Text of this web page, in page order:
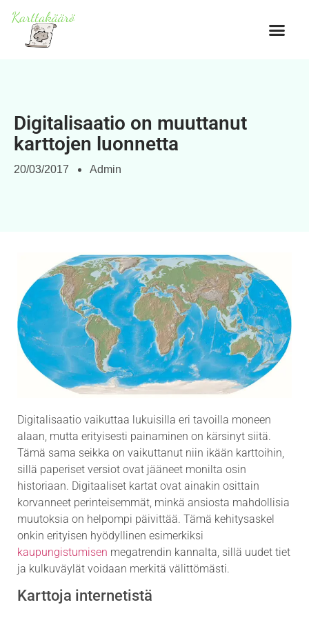
Digitalisaatio on muuttanut
karttojen luonnetta
20/03/2017 Admin
Digitalisaatio vaikuttaa lukuisilla eri tavoilla moneen
alaan, mutta erityisesti painaminen on kärsinyt siitä.
Tämä sama seikka on vaikuttanut niin ikään karttoihin,
sillä paperiset versiot ovat jääneet monilta osin
historiaan. Digitaaliset kartat ovat ainakin osittain
korvanneet perinteisemmät, minkä ansiosta mahdollisia
muutoksia on helpompi päivittää. Tämä kehitysaskel
onkin erityisen hyödyllinen esimerkiksi
kaupungistumisen megatrendin kannalta, sillä uudet tiet
ja kulkuväylät voidaan merkitä välittömästi.
Karttoja internetistä